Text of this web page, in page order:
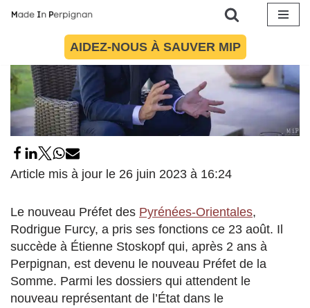
contenu
AIDEZ-NOUS À SAUVER MIP
Article mis à jour le 26 juin 2023 à 16:24
Le nouveau Préfet des Pyrénées-Orientales,
Rodrigue Furcy, a pris ses fonctions ce 23 août. Il
succède à Étienne Stoskopf qui, après 2 ans à
Perpignan, est devenu le nouveau Préfet de la
Somme. Parmi les dossiers qui attendent le
nouveau représentant de l’État dans le